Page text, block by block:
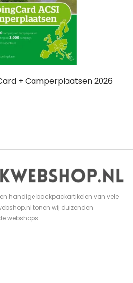
+ Camperplaatsen 2026
handige backpackartikelen van vele
tonen wij duizenden
webshops.